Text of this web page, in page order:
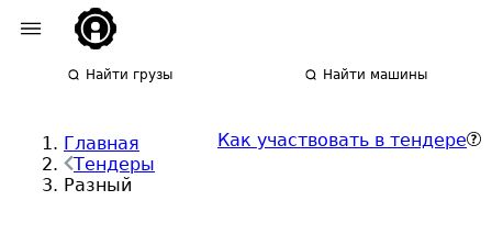
Найти грузы Найти машины
Главная
Тендеры
Разный
Как участвовать в тендере